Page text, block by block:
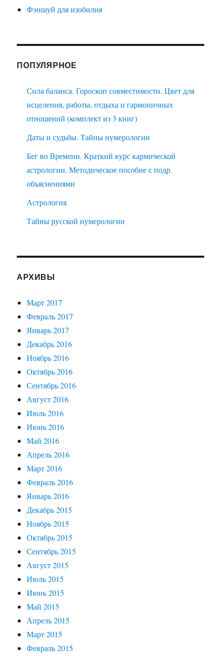
Фэншуй для изобилия
ПОПУЛЯРНОЕ
Сила баланса. Гороскоп совместимости. Цвет для
исцеления, работы, отдыха и гармоничных
отношений (комплект из 3 книг)
Даты и судьбы. Тайны нумерологии
Бег во Времени. Краткий курс кармической
астрологии. Методическое пособие с подр.
объяснениями
Астрология
Тайны русской нумерологии
АРХИВЫ
Март 2017
Февраль 2017
Январь 2017
Декабрь 2016
Ноябрь 2016
Октябрь 2016
Сентябрь 2016
Август 2016
Июль 2016
Июнь 2016
Май 2016
Апрель 2016
Март 2016
Февраль 2016
Январь 2016
Декабрь 2015
Ноябрь 2015
Октябрь 2015
Сентябрь 2015
Август 2015
Июль 2015
Июнь 2015
Май 2015
Апрель 2015
Март 2015
Февраль 2015